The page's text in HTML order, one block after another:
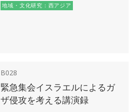
地域・文化研究：西アジア
B028
緊急集会イスラエルによるガ
ザ侵攻を考える講演録